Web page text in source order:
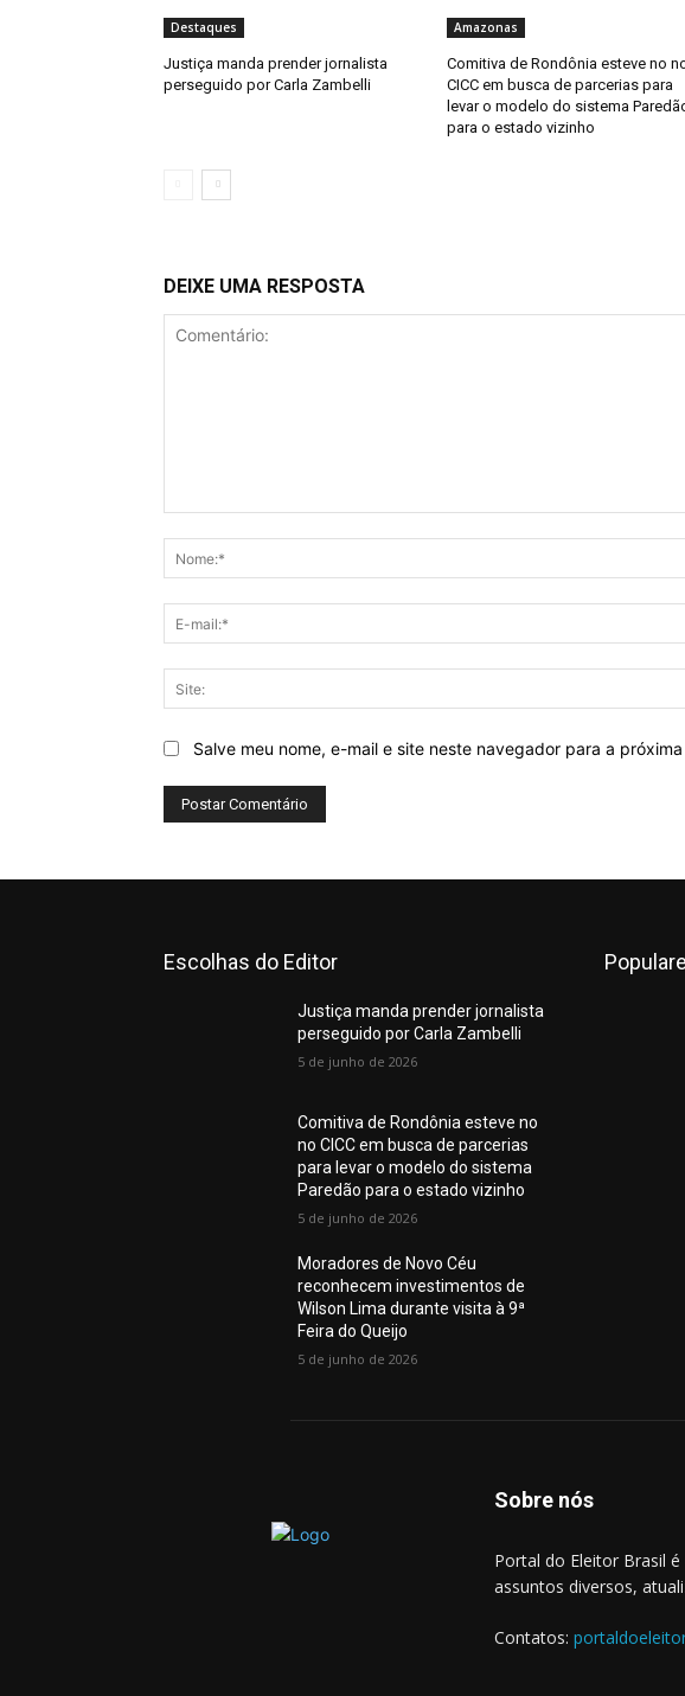
Destaques
Justiça manda prender jornalista
perseguido por Carla Zambelli
Amazonas
Comitiva de Rondônia esteve no
CICC em busca de parcerias para
levar o modelo do sistema
para o estado vizinho
DEIXE UMA RESPOSTA
Salve meu nome, e-mail e site neste navegador para a
Escolhas do Editor
Justiça manda prender jornalista
perseguido por Carla Zambelli
5 de junho de 2026
Comitiva de Rondônia esteve no
no CICC em busca de parcerias
para levar o modelo do sistema
Paredão para o estado vizinho
5 de junho de 2026
Moradores de Novo Céu
reconhecem investimentos de
Wilson Lima durante visita à 9ª
Feira do Queijo
5 de junho de 2026
Sobre nós
Portal do Eleitor Brasil
assuntos diversos,
Contatos: